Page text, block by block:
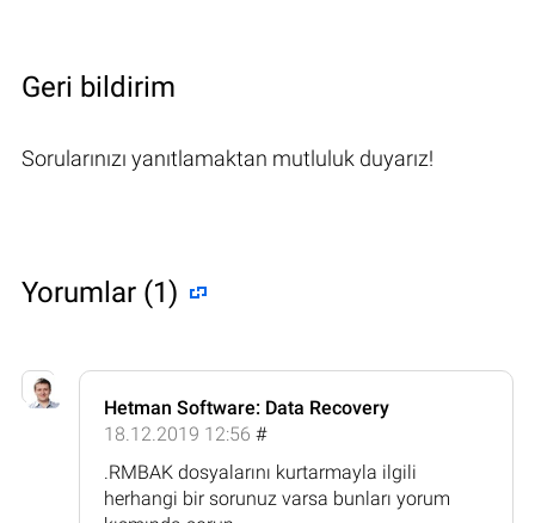
Geri bildirim
Sorularınızı yanıtlamaktan mutluluk duyarız!
Yorumlar (1)
Hetman Software: Data Recovery
18.12.2019 12:56 #
.RMBAK dosyalarını kurtarmayla ilgili
herhangi bir sorunuz varsa bunları yorum